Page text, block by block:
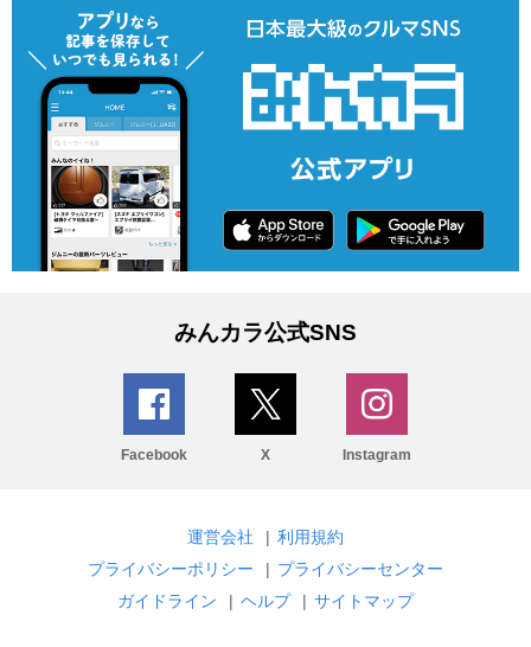
みんカラ公式SNS
Facebook X Instagram
運営会社 | 利用規約
プライバシーポリシー
| プライバシーセンター
ガイドライン
| ヘルプ | サイトマップ